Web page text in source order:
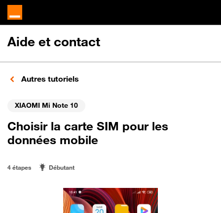
Aide et contact
Autres tutoriels
XIAOMI Mi Note 10
Choisir la carte SIM pour les
données mobile
4 étapes Débutant